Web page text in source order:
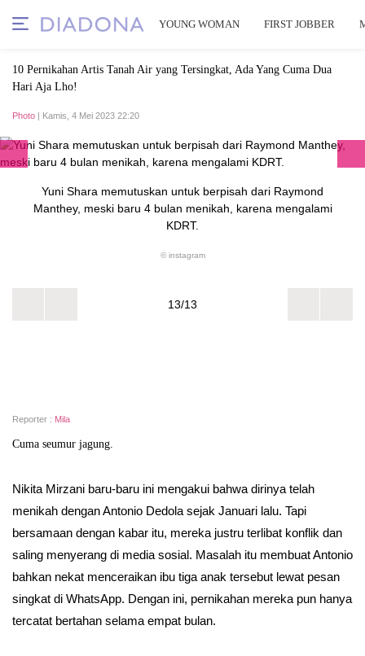
YOUNG WOMAN FIRST JOBBER
10 Pernikahan Artis Tanah Air yang Tersingkat, Ada Yang Cuma Dua
Hari Aja Lho!
Photo | Kamis, 4 Mei 2023 22:20
Yuni Shara memutuskan untuk berpisah dari Raymond
Manthey, meski baru 4 bulan menikah, karena mengalami
KDRT.
© instagram
13/13
Reporter : Mila
Cuma seumur jagung.
Nikita Mirzani baru-baru ini mengakui bahwa dirinya telah
menikah dengan Antonio Dedola sejak Januari lalu. Tapi
bersamaan dengan kabar itu, mereka justru terlibat konflik dan
saling menyerang di media sosial. Masalah itu membuat Antonio
bahkan nekat menceraikan ibu tiga anak tersebut lewat pesan
singkat di WhatsApp. Dengan ini, pernikahan mereka pun hanya
tercatat bertahan selama empat bulan.